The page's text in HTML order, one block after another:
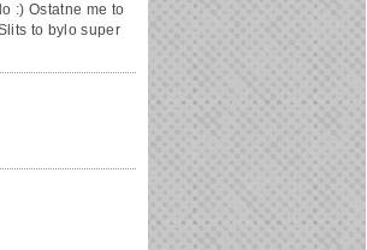
:) Ostatne me to
to bylo super